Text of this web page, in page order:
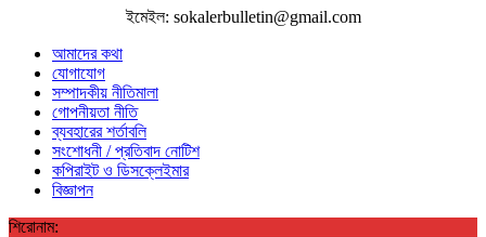
ইমেইল: sokalerbulletin@gmail.com
আমাদের কথা
যোগাযোগ
সম্পাদকীয় নীতিমালা
গোপনীয়তা নীতি
ব্যবহারের শর্তাবলি
সংশোধনী / প্রতিবাদ নোটিশ
কপিরাইট ও ডিসক্লেইমার
বিজ্ঞাপন
শিরোনাম: